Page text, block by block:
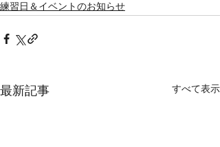
練習日＆イベントのお知らせ
最新記事 すべて表示